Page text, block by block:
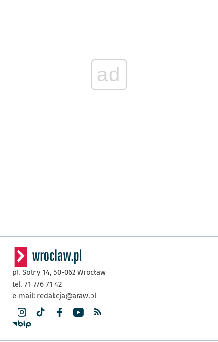
ad
pl. Solny 14, 50-062 Wrocław
tel. 71 776 71 42
e-mail: redakcja@araw.pl